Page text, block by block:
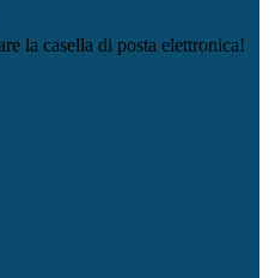
la casella di posta elettronica!